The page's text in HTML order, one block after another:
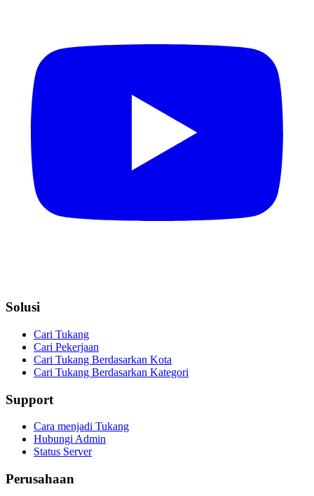
Solusi
Cari Tukang
Cari Pekerjaan
Cari Tukang Berdasarkan Kota
Cari Tukang Berdasarkan Kategori
Support
Cara menjadi Tukang
Hubungi Admin
Status Server
Perusahaan